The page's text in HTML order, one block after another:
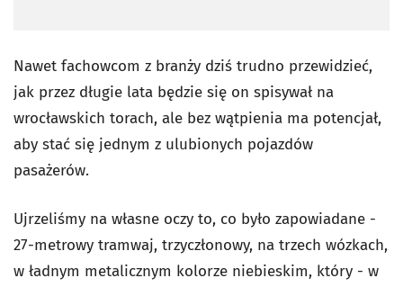
Nawet fachowcom z branży dziś trudno przewidzieć,
jak przez długie lata będzie się on spisywał na
wrocławskich torach, ale bez wątpienia ma potencjał,
aby stać się jednym z ulubionych pojazdów
pasażerów.
Ujrzeliśmy na własne oczy to, co było zapowiadane -
27-metrowy tramwaj, trzyczłonowy, na trzech wózkach,
w ładnym metalicznym kolorze niebieskim, który - w